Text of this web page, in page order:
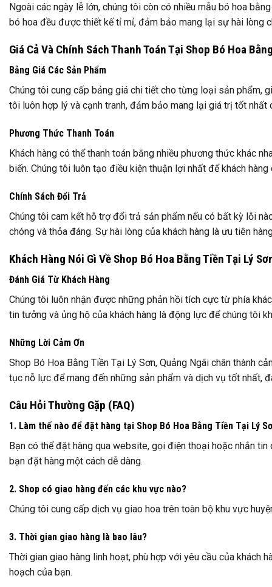
Ngoài các ngày lễ lớn, chúng tôi còn có nhiều mẫu bó hoa
bó hoa đều được thiết kế tỉ mỉ, đảm bảo mang lại sự hài lòng
Giá Cả Và Chính Sách Thanh Toán Tại Shop Bó Hoa
Bảng Giá Các Sản Phẩm
Chúng tôi cung cấp bảng giá chi tiết cho từng loại sản phẩm,
tôi luôn hợp lý và cạnh tranh, đảm bảo mang lại giá trị tốt nhất
Phương Thức Thanh Toán
Khách hàng có thể thanh toán bằng nhiều phương thức khác
biến. Chúng tôi luôn tạo điều kiện thuận lợi nhất để khách
Chính Sách Đổi Trả
Chúng tôi cam kết hỗ trợ đổi trả sản phẩm nếu có bất kỳ lỗi
chóng và thỏa đáng. Sự hài lòng của khách hàng là ưu tiên
Khách Hàng Nói Gì Về Shop Bó Hoa Bằng Tiền Tại Lý
Đánh Giá Từ Khách Hàng
Chúng tôi luôn nhận được những phản hồi tích cực từ phía
tin tưởng và ủng hộ của khách hàng là động lực để chúng tôi
Những Lời Cảm Ơn
Shop Bó Hoa Bằng Tiền Tại Lý Sơn, Quảng Ngãi chân thành
tục nỗ lực để mang đến những sản phẩm và dịch vụ tốt nhất,
Câu Hỏi Thường Gặp (FAQ)
1. Làm thế nào để đặt hàng tại Shop Bó Hoa Bằng Tiền Tại Lý
Bạn có thể đặt hàng qua website, gọi điện thoại hoặc nhắn
bạn đặt hàng một cách dễ dàng.
2. Shop có giao hàng đến các khu vực nào?
Chúng tôi cung cấp dịch vụ giao hoa trên toàn bộ khu vực
3. Thời gian giao hàng là bao lâu?
Thời gian giao hàng linh hoạt, phù hợp với yêu cầu của khách
hoạch của bạn.